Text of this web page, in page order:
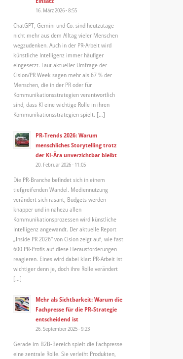
16. März 2026 - 8:55
ChatGPT, Gemini und Co. sind heutzutage
nicht mehr aus dem Alltag vieler Menschen
wegzudenken. Auch in der PR-Arbeit wird
künstliche Intelligenz immer häufiger
eingesetzt. Laut aktueller Umfrage der
Cision/PR Week sagen mehr als 67 % der
Menschen, die in der PR oder für
Kommunikationsstrategien verantwortlich
sind, dass KI eine wichtige Rolle in ihren
Kommunikationsstrategien spielt. […]
PR-Trends 2026: Warum
menschliches Storytelling trotz
der KI-Ära unverzichtbar bleibt
20. Februar 2026 - 11:05
Die PR-Branche befindet sich in einem
tiefgreifenden Wandel. Mediennutzung
verändert sich rasant, Budgets werden
knapper und in nahezu allen
Kommunikationsprozessen wird künstliche
Intelligenz angewandt. Der aktuelle Report
„Inside PR 2026“ von Cision zeigt auf, wie fast
600 PR-Profis auf diese Herausforderungen
reagieren. Eines wird dabei klar: PR-Arbeit ist
wichtiger denn je, doch ihre Rolle verändert
[…]
Mehr als Sichtbarkeit: Warum die
Fachpresse für die PR-Strategie
entscheidend ist
26. September 2025 - 9:23
Gerade im B2B-Bereich spielt die Fachpresse
eine zentrale Rolle. Sie verleiht Produkten,